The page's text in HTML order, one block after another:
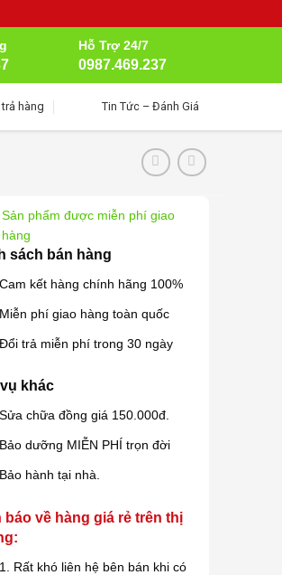
Hỗ Trợ 24/7
0987.469.237
hàng Tin Tức – Đánh Giá
Sản phẩm được miễn phí giao
hàng
sách bán hàng
Cam kết hàng chính hãng 100%
Miễn phí giao hàng toàn quốc
Đổi trả miễn phí trong 30 ngày
khác
Sửa chữa đồng giá 150.000đ.
Bảo dưỡng MIỄN PHÍ trọn đời
Bảo hành tại nhà.
báo về hàng giá rẻ trên thị
1. Rất khó liên hệ bên bán khi có